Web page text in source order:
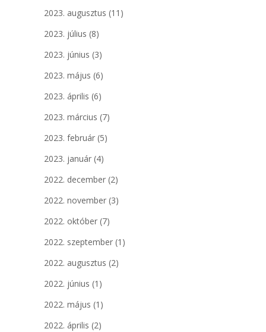
2023. augusztus (11)
2023. július (8)
2023. június (3)
2023. május (6)
2023. április (6)
2023. március (7)
2023. február (5)
2023. január (4)
2022. december (2)
2022. november (3)
2022. október (7)
2022. szeptember (1)
2022. augusztus (2)
2022. június (1)
2022. május (1)
2022. április (2)